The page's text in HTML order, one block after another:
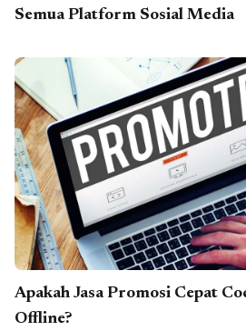
Semua Platform Sosial Media
Apakah Jasa Promosi Cepat
Offline?